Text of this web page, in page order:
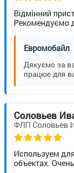
Відмінний
Рекомендуємо
Евромобайл
Дякуємо за
працює для
Соловьев
ФЛП Соловьев
Используем
объектах.